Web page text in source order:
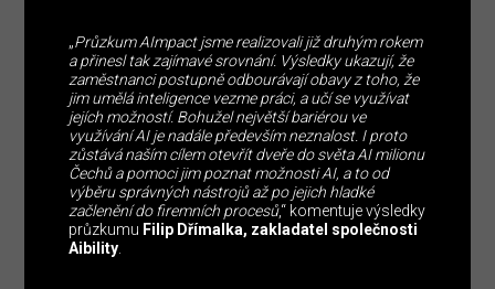
„Průzkum AImpact jsme realizovali již druhým rokem
a přinesl tak zajímavé srovnání. Výsledky ukazují, že
zaměstnanci postupně odbourávají obavy z toho, že
jim umělá inteligence vezme práci, a učí se využívat
jejích možností. Bohužel největší bariérou ve
využívání AI je nadále především neznalost. I proto
zůstává naším cílem otevřít dveře do světa AI milionu
Čechů a pomoci jim poznat možnosti AI, a to od
výběru správných nástrojů až po jejich hladké
začlenění do firemních procesů,“ komentuje výsledky
průzkumu Filip Dřímalka, zakladatel společnosti
Aibility